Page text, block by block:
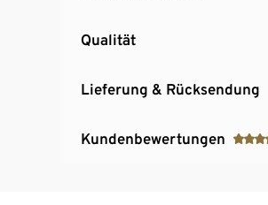
Qualität
Lieferung & Rücksendung
Kundenbewertungen